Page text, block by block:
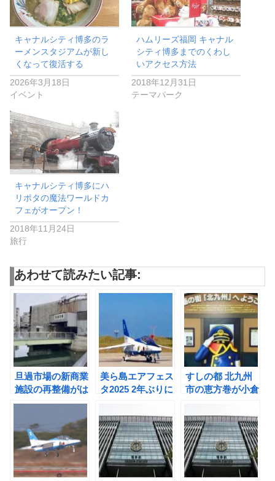
キャナルシティ博多のラ
ーメンスタジアムが新し
くなって復活する
2026年3月18日
イベント
ハムリーズ福岡 キャナル
シティ博多までのくわし
いアクセス方法
2018年12月31日
テーマパーク
キャナルシティ博多にハ
リポタの魔法ワールドカ
フェがオープン！
2018年11月24日
旅行
あわせて読みたい記事:
旦過市場の新商業
施設の再整備がは
じまりどう生まれ
美ら島エアフェス
タ2025 2年ぶりに
が参加
すしの都 北九州
市の恵方巻が小倉
されるみたい